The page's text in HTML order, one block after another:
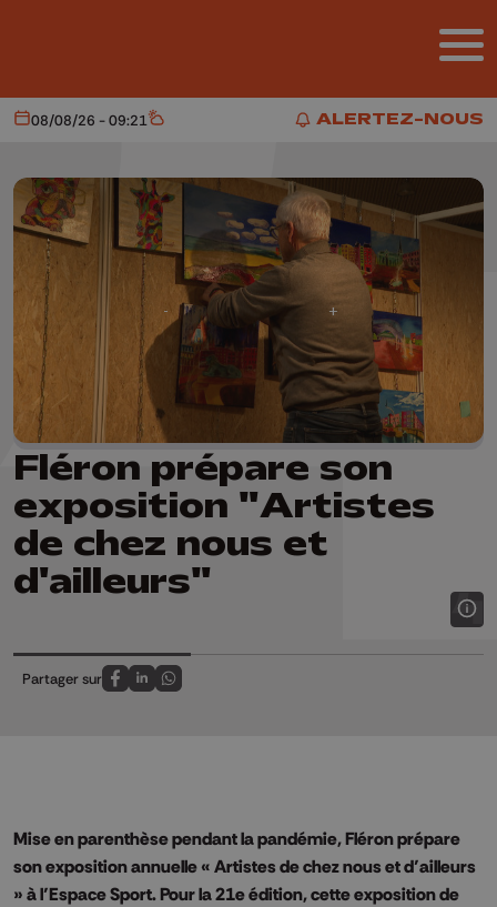
ALERTEZ-NOUS
ALERTEZ-NOUS
Aujourd'hui
08/08/26 - 09:21 Météo
Fléron prépare son
exposition "Artistes
de chez nous et
d'ailleurs"
Partager sur
Partagez sur FaceBook
Partagez sur LinkedIn
Partagez sur Whatsapp
Mise en parenthèse pendant la pandémie, Fléron prépare
son exposition annuelle « Artistes de chez nous et d’ailleurs
» à l’Espace Sport. Pour la 21e édition, cette exposition de